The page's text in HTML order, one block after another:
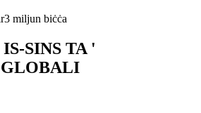
3 miljun biċċa
SINS TA '
GLOBALI